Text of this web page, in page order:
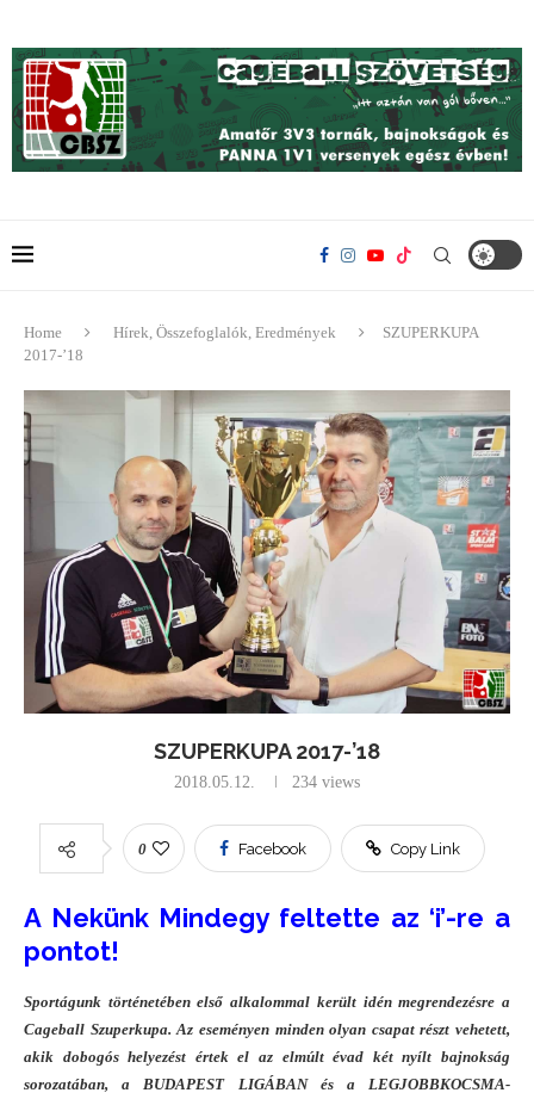
Home Hírek, Összefoglalók, Eredmények
SZUPERKUPA
2017-’18
SZUPERKUPA 2017-’18
2018.05.12. 234 views
0 Facebook Copy Link
A Nekünk Mindegy feltette az ‘i’-re a
pontot!
Sportágunk történetében első alkalommal került idén megrendezésre a
Cageball Szuperkupa. Az eseményen minden olyan csapat részt vehetett,
akik dobogós helyezést értek el az elmúlt évad két nyílt bajnokság
sorozatában, a BUDAPEST LIGÁBAN és a LEGJOBBKOCSMA-